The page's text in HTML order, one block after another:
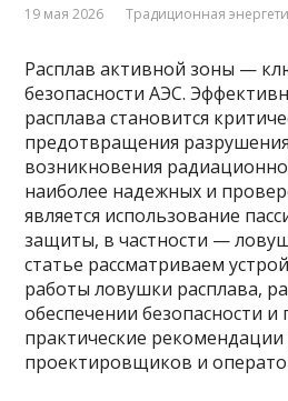
19 мая 2026 Традиционная
Расплав активной зоны —
безопасности АЭС.
расплава становится
предотвращения
возникновения
наиболее надежных и
является использование
защиты, в частности —
статье рассматриваем
работы ловушки расплава,
обеспечении безопасности
практические рекомендации
проектировщиков и